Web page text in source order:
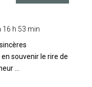
16 h 53 min
souvenir le rire de
…